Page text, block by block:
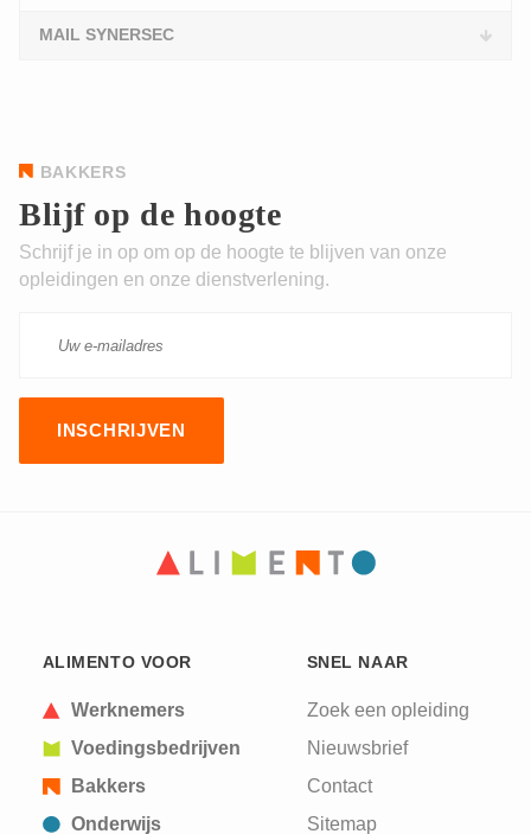
MAIL SYNERSEC
submissions.
Blijf op de hoogte
BAKKERS
Schrijf je in op om op de hoogte te blijven van onze
opleidingen en onze dienstverlening.
ALIMENTO VOOR
Werknemers
Voedingsbedrijven
Bakkers
Onderwijs
SNEL NAAR
Zoek een opleiding
Nieuwsbrief
Contact
Sitemap